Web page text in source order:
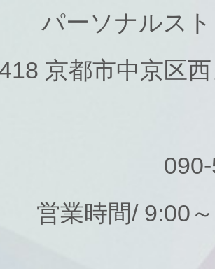
パーソナルス
京都市中京区
営業時間/ 9:00